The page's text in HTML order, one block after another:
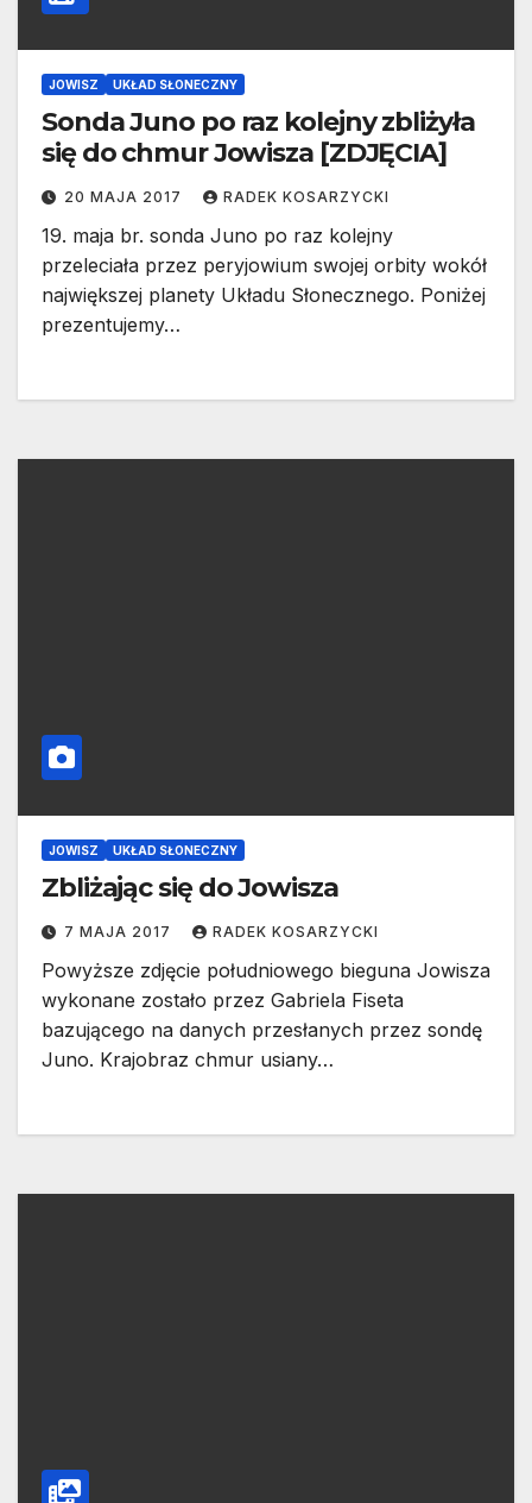
JOWISZ UKŁAD SŁONECZNY
Sonda Juno po raz kolejny zbliżyła
się do chmur Jowisza [ZDJĘCIA]
20 MAJA 2017 RADEK KOSARZYCKI
19. maja br. sonda Juno po raz kolejny
przeleciała przez peryjowium swojej orbity wokół
największej planety Układu Słonecznego. Poniżej
prezentujemy…
JOWISZ UKŁAD SŁONECZNY
Zbliżając się do Jowisza
7 MAJA 2017 RADEK KOSARZYCKI
Powyższe zdjęcie południowego bieguna Jowisza
wykonane zostało przez Gabriela Fiseta
bazującego na danych przesłanych przez sondę
Juno. Krajobraz chmur usiany…